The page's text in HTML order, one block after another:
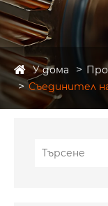
У дома
Съединител